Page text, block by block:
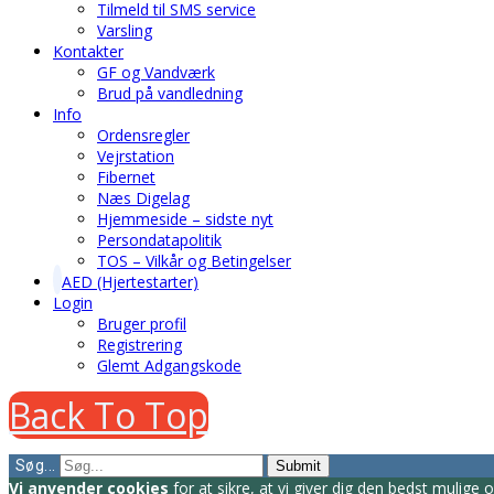
Tilmeld til SMS service
Varsling
Kontakter
GF og Vandværk
Brud på vandledning
Info
Ordensregler
Vejrstation
Fibernet
Næs Digelag
Hjemmeside – sidste nyt
Persondatapolitik
TOS – Vilkår og Betingelser
AED (Hjertestarter)
Login
Bruger profil
Registrering
Glemt Adgangskode
Back To Top
Søg... Submit
Vi anvender cookies for at sikre, at vi giver dig den bedst mulige